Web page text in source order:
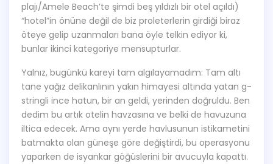
plajı/Amele Beach’te şimdi beş yıldızlı bir otel açıldı)
“hotel”in önüne değil de biz proleterlerin girdiği biraz
öteye gelip uzanmaları bana öyle telkin ediyor ki,
bunlar ikinci kategoriye mensupturlar.
Yalnız, bugünkü kareyi tam algılayamadım: Tam altı
tane yağız delikanlının yakın himayesi altında yatan g-
stringli ince hatun, bir an geldi, yerinden doğruldu. Ben
dedim bu artık otelin havzasına ve belki de havuzuna
iltica edecek. Ama aynı yerde havlusunun istikametini
batmakta olan güneşe göre değiştirdi, bu operasyonu
yaparken de isyankar göğüslerini bir avucuyla kapattı.